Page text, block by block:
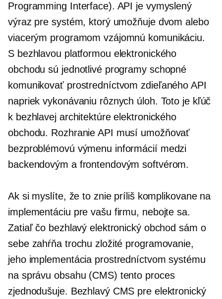
Programming Interface). API je vymyslený
výraz pre systém, ktorý umožňuje dvom alebo
viacerým programom vzájomnú komunikáciu.
S bezhlavou platformou elektronického
obchodu sú jednotlivé programy schopné
komunikovať prostredníctvom zdieľaného API
napriek vykonávaniu rôznych úloh. Toto je kľúč
k bezhlavej architektúre elektronického
obchodu. Rozhranie API musí umožňovať
bezproblémovú výmenu informácií medzi
backendovým a frontendovým softvérom.
Ak si myslíte, že to znie príliš komplikovane na
implementáciu pre vašu firmu, nebojte sa.
Zatiaľ čo bezhlavý elektronický obchod sám o
sebe zahŕňa trochu zložité programovanie,
jeho implementácia prostredníctvom systému
na správu obsahu (CMS) tento proces
zjednodušuje. Bezhlavý CMS pre elektronický